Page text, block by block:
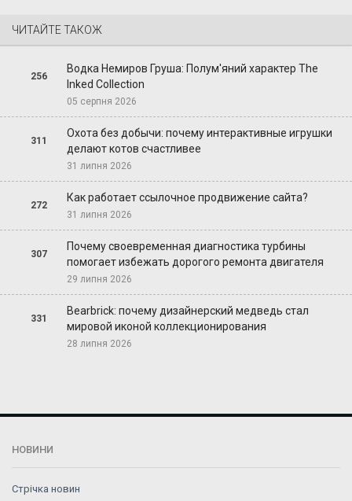
ЧИТАЙТЕ ТАКОЖ
256
Водка Немиров Груша: Полум'яний характер The
Inked Collection
05 серпня 2026
311
Охота без добычи: почему интерактивные игрушки
делают котов счастливее
31 липня 2026
272
Как работает ссылочное продвижение сайта?
31 липня 2026
307
Почему своевременная диагностика турбины
помогает избежать дорогого ремонта двигателя
29 липня 2026
331
Bearbrick: почему дизайнерский медведь стал
мировой иконой коллекционирования
28 липня 2026
НОВИНИ
Стрічка новин